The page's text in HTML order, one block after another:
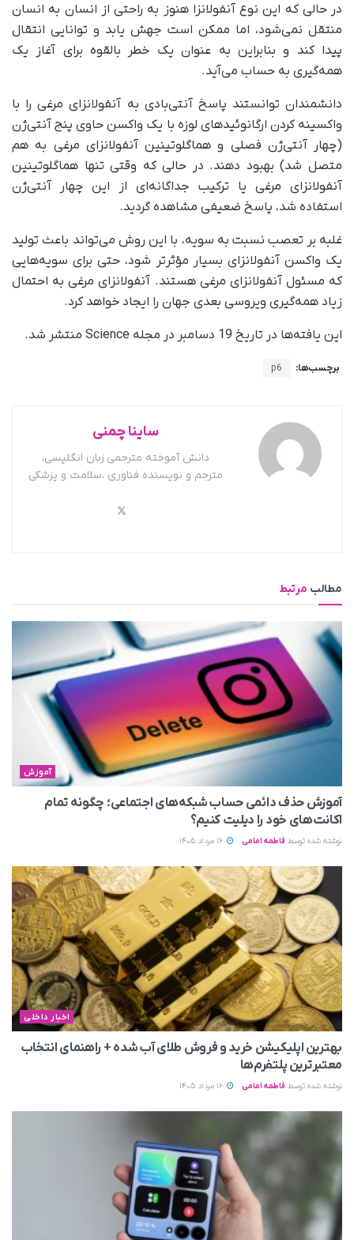
در حالی که این نوع آنفولانزا هنوز به راحتی از انسان به انسان
منتقل نمی‌شود، اما ممکن است جهش یابد و توانایی انتقال
پیدا کند و بنابراین به عنوان یک خطر بالقوه برای آغاز یک
همه‌گیری به حساب می‌آید.
دانشمندان توانستند پاسخ آنتی‌بادی به آنفولانزای مرغی را با
واکسینه کردن ارگانوئیدهای لوزه با یک واکسن حاوی پنج آنتی‌ژن
(چهار آنتی‌ژن فصلی و هماگلوتینین آنفولانزای مرغی به هم
متصل شد) بهبود دهند. در حالی که وقتی تنها هماگلوتینین
آنفولانزای مرغی یا ترکیب جداگانه‌ای از این چهار آنتی‌ژن
استفاده شد، پاسخ ضعیفی مشاهده گردید.
غلبه بر تعصب نسبت به سویه، با این روش می‌تواند باعث تولید
یک واکسن آنفولانزای بسیار مؤثرتر شود، حتی برای سویه‌هایی
که مسئول آنفولانزای مرغی هستند. آنفولانزای مرغی به احتمال
زیاد همه‌گیری ویروسی بعدی جهان را ایجاد خواهد کرد.
این یافته‌ها در تاریخ 19 دسامبر در مجله Science منتشر شد.
برچسب‌ها: p6
ساینا چمنی
دانش آموخته مترجمی زبان انگلیسی،
مترجم و نویسنده فناوری ،سلامت و پزشکی
مطالب مرتبط
آموزش
آموزش حذف دائمی حساب شبکه‌های اجتماعی؛ چگونه تمام
اکانت‌های خود را دیلیت کنیم؟
نوشته شده توسط فاطمه امامی
اخبار داخلی
بهترین اپلیکیشن خرید و فروش طلای آب شده + راهنمای انتخاب
معتبرترین پلتفرم‌ها
نوشته شده توسط فاطمه امامی